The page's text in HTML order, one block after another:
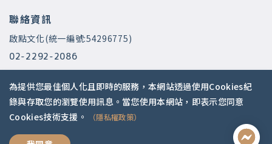
聯絡資訊
啟點文化(統一編號:54296775)
02-2292-2086
service@koob.com.tw
服務時間
週一至週五 10:00-18:00
國定假日公休
為提供您最佳個人化且即時的服務，本網站透過使用Cookies紀
錄與存取您的瀏覽使用訊息。當您使用本網站，即表示您同意
Cookies技術支援。
（隱私權政策）